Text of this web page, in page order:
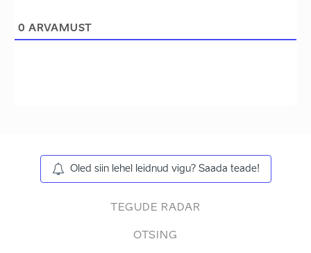
0 ARVAMUST
Oled siin lehel leidnud vigu? Saada teade!
TEGUDE RADAR
OTSING